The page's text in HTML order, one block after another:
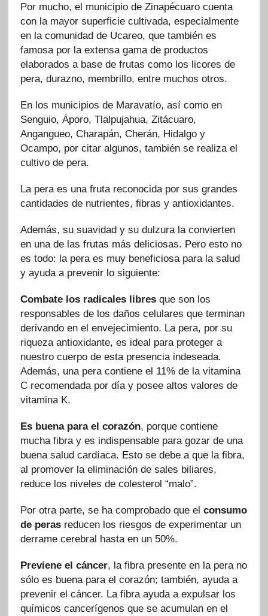
Por mucho, el municipio de Zinapécuaro cuenta
con la mayor superficie cultivada, especialmente
en la comunidad de Ucareo, que también es
famosa por la extensa gama de productos
elaborados a base de frutas como los licores de
pera, durazno, membrillo, entre muchos otros.
En los municipios de Maravatío, así como en
Senguio, Áporo, Tlalpujahua, Zitácuaro,
Angangueo, Charapán, Cherán, Hidalgo y
Ocampo, por citar algunos, también se realiza el
cultivo de pera.
La pera es una fruta reconocida por sus grandes
cantidades de nutrientes, fibras y antioxidantes.
Además, su suavidad y su dulzura la convierten
en una de las frutas más deliciosas. Pero esto no
es todo: la pera es muy beneficiosa para la salud
y ayuda a prevenir lo siguiente:
Combate los radicales libresque son los
responsables de los daños celulares que terminan
derivando en el envejecimiento. La pera, por su
riqueza antioxidante, es ideal para proteger a
nuestro cuerpo de esta presencia indeseada.
Además, una pera contiene el 11% de la vitamina
C recomendada por día y posee altos valores de
vitamina K.
Es buena para el corazón, porque contiene
mucha fibra y es indispensable para gozar de una
buena salud cardíaca. Esto se debe a que la fibra,
al promover la eliminación de sales biliares,
reduce los niveles de colesterol “malo”.
Por otra parte, se ha comprobado que el consumo
de perasreducen los riesgos de experimentar un
derrame cerebral hasta en un 50%.
Previene el cáncer, la fibra presente en la pera no
sólo es buena para el corazón; también, ayuda a
prevenir el cáncer. La fibra ayuda a expulsar los
químicos cancerígenos que se acumulan en el